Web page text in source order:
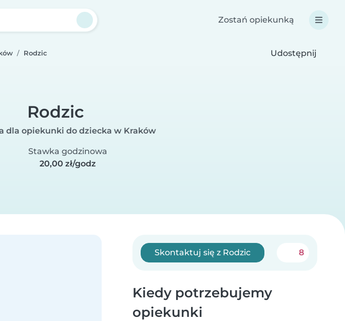
Zostań opiekunką
Rodzic Udostępnij
Rodzic
dla opiekunki do dziecka w Kraków
Stawka godzinowa
20,00 zł/godz
Skontaktuj się z Rodzic 8
Kiedy potrzebujemy
opiekunki